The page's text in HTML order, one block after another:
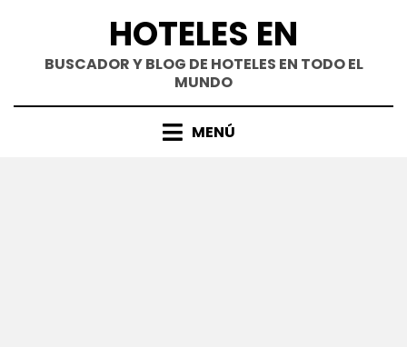
contenido
HOTELES EN
BUSCADOR Y BLOG DE HOTELES EN TODO EL
MUNDO
MENÚ